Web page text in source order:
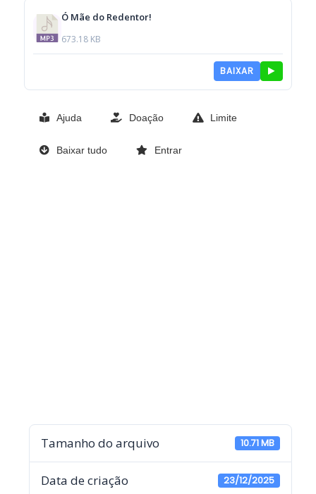
Ó Mãe do Redentor!
673.18 KB
BAIXAR
Ajuda Doação Limite
Baixar tudo Entrar
Tamanho do arquivo 10.71 MB
Data de criação 23/12/2025